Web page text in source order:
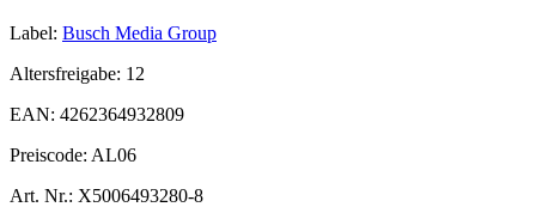
Label: Busch Media Group
Altersfreigabe: 12
EAN: 4262364932809
Preiscode: AL06
Art. Nr.: X5006493280-8